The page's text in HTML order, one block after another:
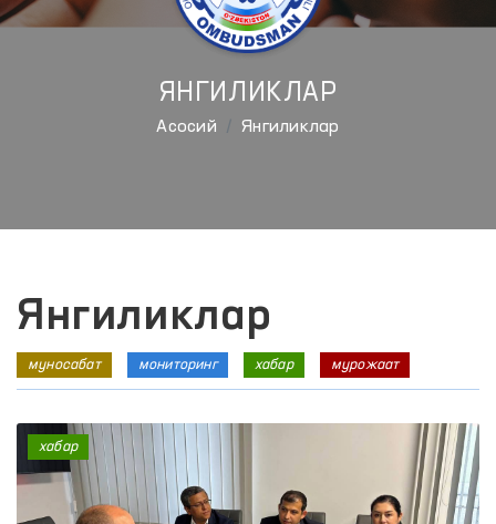
ЯНГИЛИКЛАР
Aсосий Янгиликлар
Янгиликлар
муносабат мониторинг хабар мурожаат
хабар